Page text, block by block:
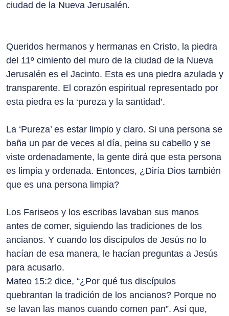
ciudad de la Nueva Jerusalén.
Queridos hermanos y hermanas en Cristo, la piedra
del 11º cimiento del muro de la ciudad de la Nueva
Jerusalén es el Jacinto. Esta es una piedra azulada y
transparente. El corazón espiritual representado por
esta piedra es la ‘pureza y la santidad’.
La ‘Pureza’ es estar limpio y claro. Si una persona se
baña un par de veces al día, peina su cabello y se
viste ordenadamente, la gente dirá que esta persona
es limpia y ordenada. Entonces, ¿Diría Dios también
que es una persona limpia?
Los Fariseos y los escribas lavaban sus manos
antes de comer, siguiendo las tradiciones de los
ancianos. Y cuando los discípulos de Jesús no lo
hacían de esa manera, le hacían preguntas a Jesús
para acusarlo.
Mateo 15:2 dice, “¿Por qué tus discípulos
quebrantan la tradición de los ancianos? Porque no
se lavan las manos cuando comen pan”. Así que,